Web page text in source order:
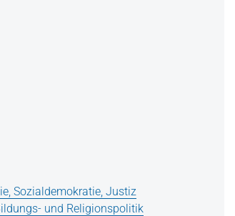
Sozialdemokratie, Justiz
und Religionspolitik